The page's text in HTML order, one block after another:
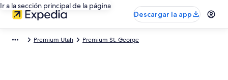
Ir a la sección principal de la página
Descargar la app
Premium Utah Premium St. George